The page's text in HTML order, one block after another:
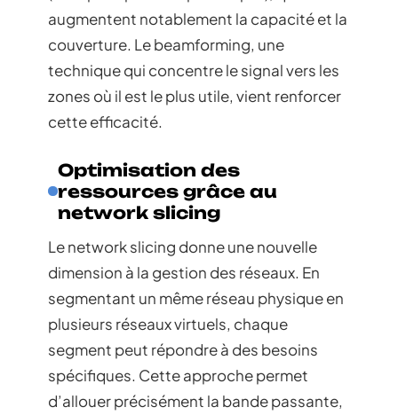
augmentent notablement la capacité et la
couverture. Le beamforming, une
technique qui concentre le signal vers les
zones où il est le plus utile, vient renforcer
cette efficacité.
Optimisation des
ressources grâce au
network slicing
Le network slicing donne une nouvelle
dimension à la gestion des réseaux. En
segmentant un même réseau physique en
plusieurs réseaux virtuels, chaque
segment peut répondre à des besoins
spécifiques. Cette approche permet
d’allouer précisément la bande passante,